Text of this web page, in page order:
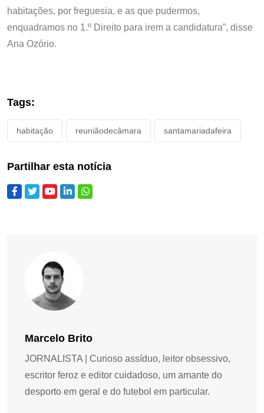
habitações, por freguesia, e as que pudermos,
enquadramos no 1.º Direito para irem a candidatura”, disse
Ana Ozório.
Tags:
habitação reuniãodecâmara santamariadafeira
Partilhar esta notícia
Marcelo Brito
JORNALISTA | Curioso assíduo, leitor obsessivo,
escritor feroz e editor cuidadoso, um amante do
desporto em geral e do futebol em particular.